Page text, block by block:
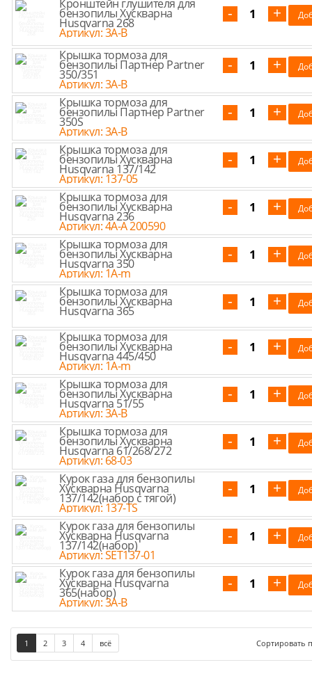
Кронштейн глушителя для
бензопилы Хускварна
Husqvarna 268
Артикул: 3A-B
Крышка тормоза для
бензопилы Партнер Partner
350/351
Артикул: 3A-B
Крышка тормоза для
бензопилы Партнер Partner
350S
Артикул: 3A-B
Крышка тормоза для
бензопилы Хускварна
Husqvarna 137/142
Артикул: 137-05
Крышка тормоза для
бензопилы Хускварна
Husqvarna 236
Артикул: 4A-A 200590
Крышка тормоза для
бензопилы Хускварна
Husqvarna 350
Артикул: 1A-m
Крышка тормоза для
бензопилы Хускварна
Husqvarna 365
Крышка тормоза для
бензопилы Хускварна
Husqvarna 445/450
Артикул: 1A-m
Крышка тормоза для
бензопилы Хускварна
Husqvarna 51/55
Артикул: 3A-B
Крышка тормоза для
бензопилы Хускварна
Husqvarna 61/268/272
Артикул: 68-03
Курок газа для бензопилы
Хускварна Husqvarna
137/142(набор с тягой)
Артикул: 137-TS
Курок газа для бензопилы
Хускварна Husqvarna
137/142(набор)
Артикул: SET137-01
Курок газа для бензопилы
Хускварна Husqvarna
365(набор)
Артикул: 3A-B
Сортировать
1 2 3 4 всё